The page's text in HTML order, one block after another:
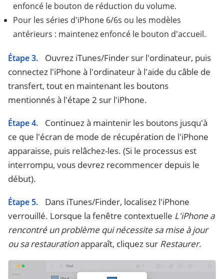
enfoncé le bouton de réduction du volume.
Pour les séries d'iPhone 6/6s ou les modèles
antérieurs : maintenez enfoncé le bouton d'accueil.
Étape 3.
Ouvrez iTunes/Finder sur l'ordinateur, puis
connectez l'iPhone à l'ordinateur à l'aide du câble de
transfert, tout en maintenant les boutons
mentionnés à l'étape 2 sur l'iPhone.
Étape 4.
Continuez à maintenir les boutons jusqu'à
ce que l'écran de mode de récupération de l'iPhone
apparaisse, puis relâchez-les. (Si le processus est
interrompu, vous devrez recommencer depuis le
début).
Étape 5.
Dans iTunes/Finder, localisez l'iPhone
verrouillé. Lorsque la fenêtre contextuelle L'iPhone a
rencontré un problème qui nécessite sa mise à jour
ou sa restaurationapparaît, cliquez sur Restaurer.